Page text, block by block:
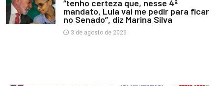
“tenho certeza que, nesse 4º
mandato, Lula vai me pedir para ficar
no Senado”, diz Marina Silva
3 de agosto de 2026